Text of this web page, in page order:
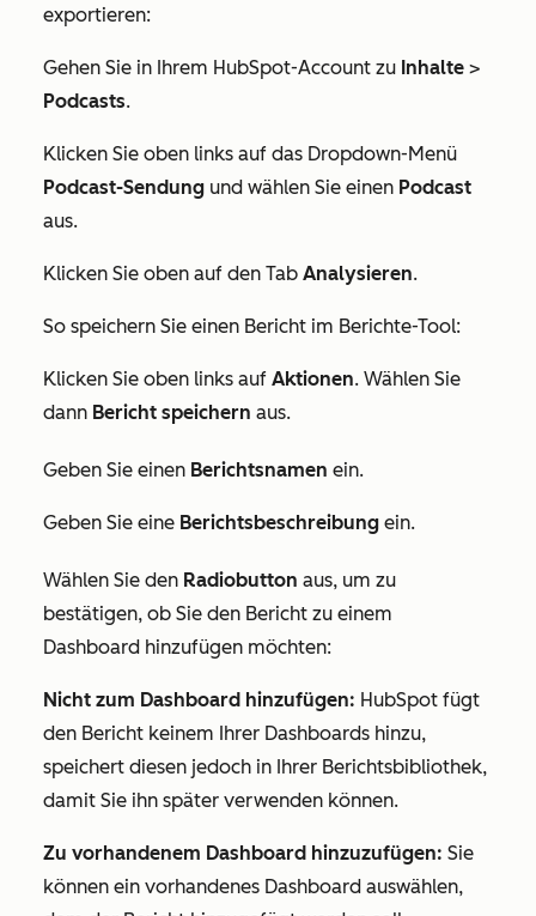
exportieren:
Gehen Sie in Ihrem HubSpot-Account zu Inhalte >
Podcasts.
Klicken Sie oben links auf das Dropdown-Menü
Podcast-Sendung und wählen Sie einen Podcast
aus.
Klicken Sie oben auf den Tab Analysieren.
So speichern Sie einen Bericht im Berichte-Tool:
Klicken Sie oben links auf Aktionen. Wählen Sie
dann Bericht speichern aus.
Geben Sie einen Berichtsnamen ein.
Geben Sie eine Berichtsbeschreibung ein.
Wählen Sie den Radiobutton aus, um zu
bestätigen, ob Sie den Bericht zu einem
Dashboard hinzufügen möchten:
Nicht zum Dashboard hinzufügen: HubSpot fügt
den Bericht keinem Ihrer Dashboards hinzu,
speichert diesen jedoch in Ihrer Berichtsbibliothek,
damit Sie ihn später verwenden können.
Zu vorhandenem Dashboard hinzuzufügen: Sie
können ein vorhandenes Dashboard auswählen,